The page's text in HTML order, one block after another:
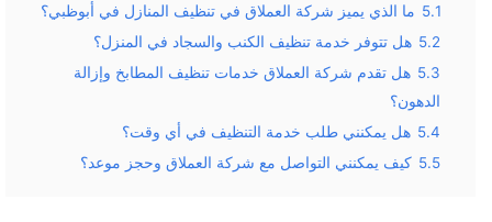
5.1 ما الذي يميز شركة العملاق في تنظيف المنازل في أبوظبي؟
5.2 هل تتوفر خدمة تنظيف الكنب والسجاد في المنزل؟
5.3 هل تقدم شركة العملاق خدمات تنظيف المطابخ وإزالة
الدهون؟
5.4 هل يمكنني طلب خدمة التنظيف في أي وقت؟
5.5 كيف يمكنني التواصل مع شركة العملاق وحجز موعد؟